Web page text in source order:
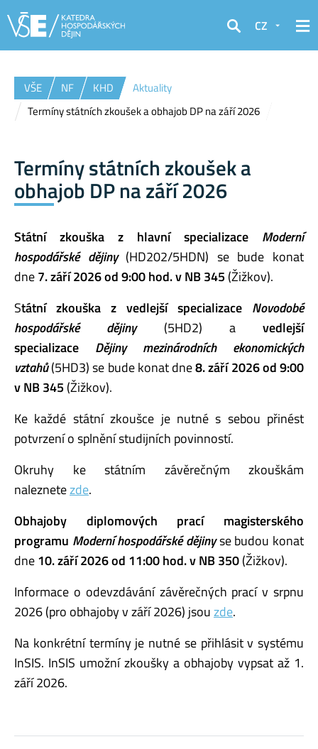
Hledat
CZ
VŠE NF KHD
Aktuality
Termíny státních zkoušek a obhajob DP na září 2026
Termíny státních zkoušek a
obhajob DP na září 2026
Státní zkouška z hlavní specializace
Moderní
hospodářské dějiny(HD202/5HDN) se bude konat
dne7. září 2026 od 9:00 hod. v NB 345 (Žižkov).
Státní zkouška z vedlejší specializace Novodobé
hospodářské dějiny(5HD2) a vedlejší
specializace Dějiny mezinárodních ekonomických
vztahů(5HD3) se bude konat dne8. září 2026 od 9:00
v NB 345 (Žižkov).
Ke každé státní zkoušce je nutné s sebou přinést
potvrzení o splnění studijních povinností.
Okruhy ke státním závěrečným zkouškám
naleznetezde.
Obhajoby diplomových prací magisterského
programu Moderní hospodářské dějinyse budou konat
dne10. září 2026 od 11:00 hod.v NB 350(Žižkov).
Informace o odevzdávání závěrečných prací v srpnu
2026 (pro obhajoby v září 2026) jsouzde.
Na konkrétní termíny je nutné se přihlásit v systému
InSIS. InSIS umožní zkoušky a obhajoby vypsat až 1.
září 2026.